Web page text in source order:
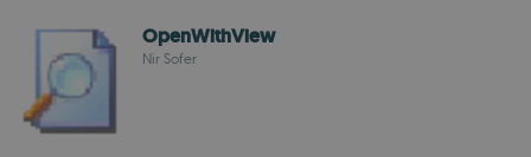
OpenWithView
Nir Sofer